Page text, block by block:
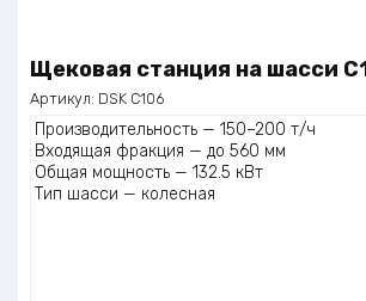
Щековая станция на шасси
Артикул: DSK С106
Производительность — 150–200 т/ч
Входящая фракция — до 560 мм
Общая мощность — 132.5 кВт
Тип шасси — колесная